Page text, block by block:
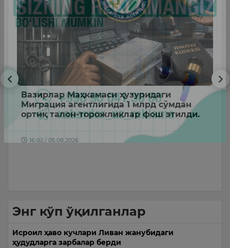
Вазирлар Маҳкамаси ҳузуридаги
Миграция агентлигида 1 млрд сўмдан
ортиқ талон-торожликлар фош этилди.
16:02 / 05.08.2026
Энг кўп ўқилганлар
Исроил ҳаво кучлари Ливан жанубидаги
ҳудудларга зарбалар берди